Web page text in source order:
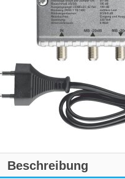
Beschreibung